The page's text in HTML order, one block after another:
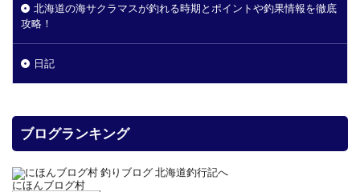
北海道の海サクラマスが釣れる時期とポイントや釣果情報を徹底
攻略！
日記
ブログランキング
にほんブログ村